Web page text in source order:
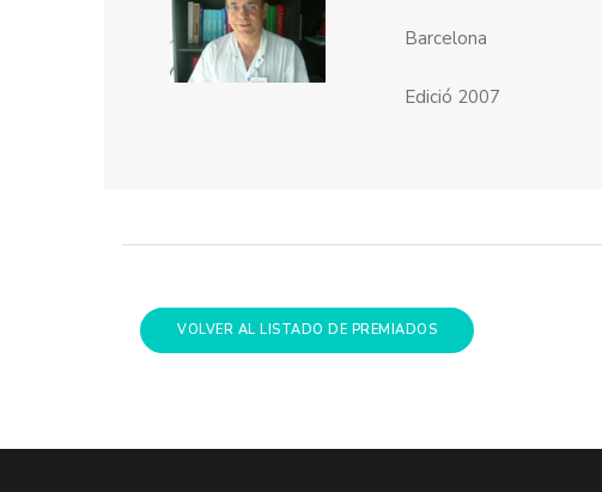
Barcelona
Edició 2007
VOLVER AL LISTADO DE PREMIADOS